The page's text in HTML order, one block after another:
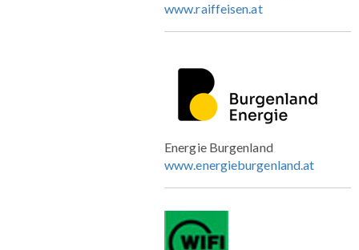
www.raiffeisen.at
Energie Burgenland
www.energieburgenland.at